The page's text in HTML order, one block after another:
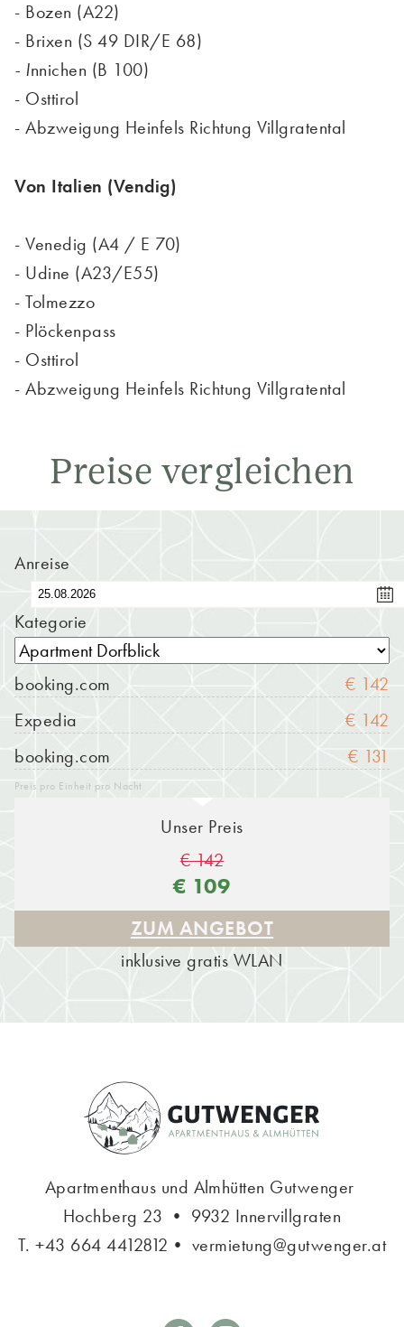
- Bozen (A22)
- Brixen (S 49 DIR/E 68)
- Innichen (B 100)
- Osttirol
- Abzweigung Heinfels Richtung Villgratental
Von Italien (Vendig)
- Venedig (A4 / E 70)
- Udine (A23/E55)
- Tolmezzo
- Plöckenpass
- Osttirol
- Abzweigung Heinfels Richtung Villgratental
Preise vergleichen
Anreise
Kategorie
booking.com
€ 142
Expedia
€ 142
booking.com
€ 131
Preis pro Einheit pro Nacht
Unser Preis
€ 142
€ 109
ZUM ANGEBOT
inklusive gratis WLAN
Apartmenthaus und Almhütten Gutwenger
Hochberg 23 • 9932 Innervillgraten
T.+43 664 4412812 • vermietung@gutwenger.at